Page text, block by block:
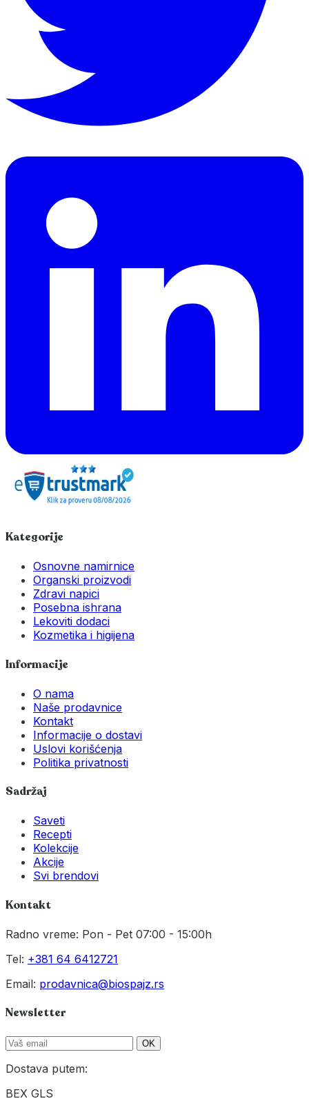
Kategorije
Osnovne namirnice
Organski proizvodi
Zdravi napici
Posebna ishrana
Lekoviti dodaci
Kozmetika i higijena
Informacije
O nama
Naše prodavnice
Kontakt
Informacije o dostavi
Uslovi korišćenja
Politika privatnosti
Sadržaj
Saveti
Recepti
Kolekcije
Akcije
Svi brendovi
Kontakt
Radno vreme: Pon - Pet 07:00 - 15:00h
Tel: +381 64 6412721
Email: prodavnica@biospajz.rs
Newsletter
OK
Dostava putem:
BEX GLS